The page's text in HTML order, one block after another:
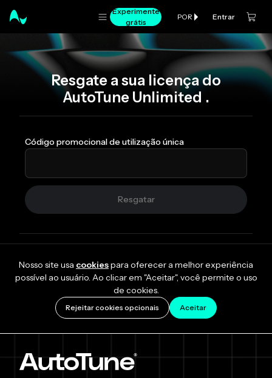
Experimente
grátis
POR Entrar
Resgate a sua licença do
AutoTune Unlimited .
Código promocional de utilização única
Resgatar
Nosso site usa cookiespara oferecer a melhor experiência
possível ao usuário. Ao clicar em "Aceitar", você permite o uso
de cookies.
Rejeitar cookies opcionais Aceitar